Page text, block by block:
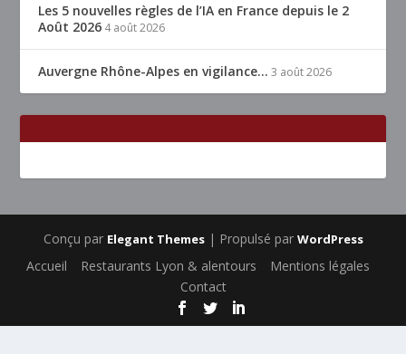
Les 5 nouvelles règles de l’IA en France depuis le 2
Août 2026 4 août 2026
Auvergne Rhône-Alpes en vigilance… 3 août 2026
Conçu par Elegant Themes| Propulsé par WordPress
Accueil Restaurants Lyon & alentours
Mentions légales
Contact